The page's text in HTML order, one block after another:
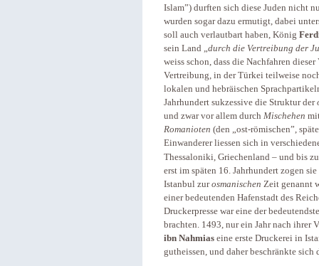
Islam”) durften sich diese Juden nicht
wurden sogar dazu ermutigt, dabei
soll auch verlautbart haben, König
sein Land „durch die Vertreibung der
weiss schon, dass die Nachfahren
Vertreibung, in der Türkei teilweise
lokalen und hebräischen
Jahrhundert sukzessive die Struktur der
und zwar vor allem durch Mischehen
Romanioten (den „ost-römischen”,
Einwanderer liessen sich in
Thessaloniki, Griechenland – und bis
erst im späten 16. Jahrhundert zogen
Istanbul zurosmanischen Zeit genannt
einer bedeutenden Hafenstadt des
Druckerpresse war eine der
brachten. 1493, nur ein Jahr nach ihrer
ibn Nahmias eine erste Druckerei in
gutheissen, und daher ­beschränkte